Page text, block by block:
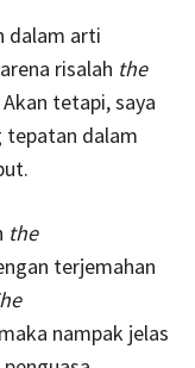
dalam arti
risalah the
tetapi, saya
tepatan dalam
the
terjemahan
nampak jelas